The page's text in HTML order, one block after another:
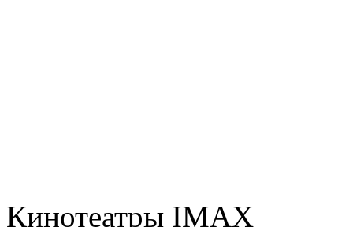
Кинотеатры IMAX